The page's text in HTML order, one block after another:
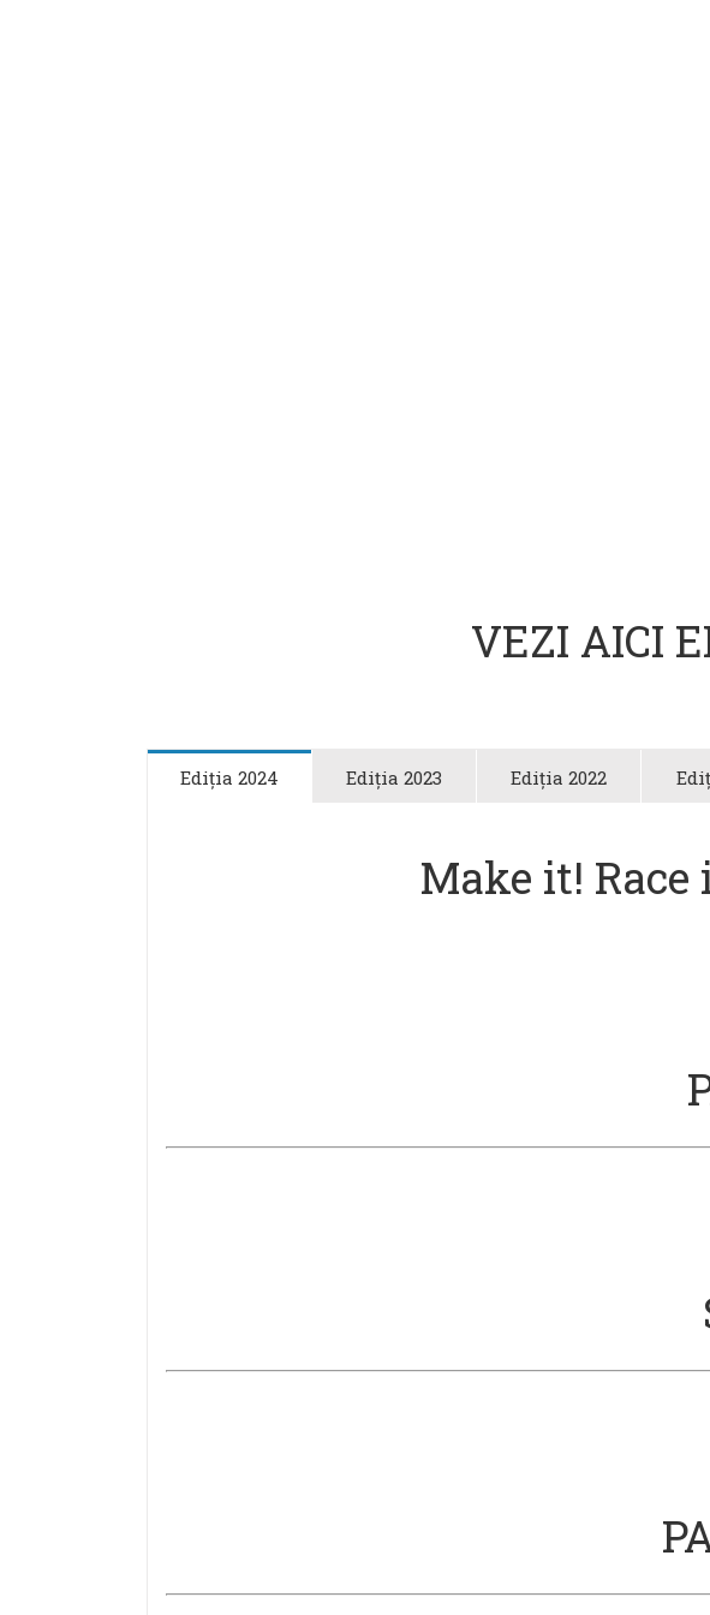
VEZI AICI
Ediția 2024 Ediția 2023 Ediția 2022
Make it!